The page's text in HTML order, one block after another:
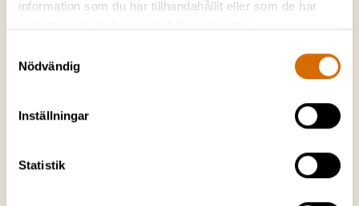
information som du har tillhandahållit eller som de har
Nödvändig
Inställningar
Statistik
Övernattning del i dubbelrum och frukostbuffé
Hör av dig för att säkra en plats!